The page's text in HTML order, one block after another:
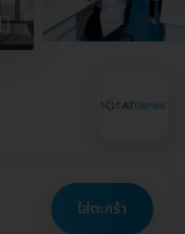
ใส่ตะกร้า